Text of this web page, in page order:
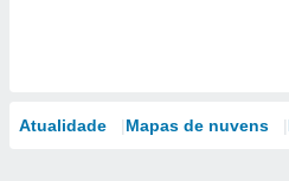
Atualidade Mapas de nuvens